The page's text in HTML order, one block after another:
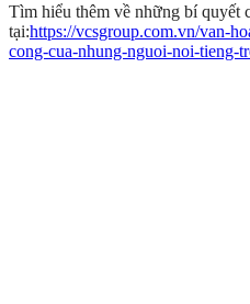
Tìm hiểu thêm về những bí quyết
tại:https://vcsgroup.com.vn/van-
cong-cua-nhung-nguoi-noi-tieng-